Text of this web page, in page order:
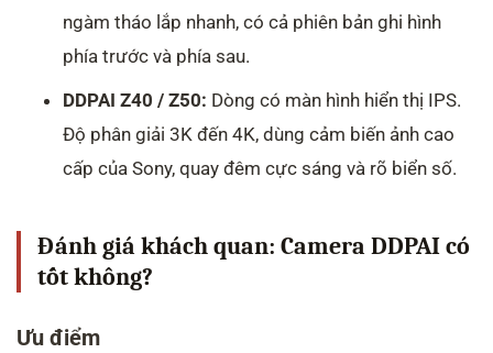
ngàm tháo lắp nhanh, có cả phiên bản ghi hình
phía trước và phía sau.
DDPAI Z40 / Z50: Dòng có màn hình hiển thị IPS.
Độ phân giải 3K đến 4K, dùng cảm biến ảnh cao
cấp của Sony, quay đêm cực sáng và rõ biển số.
Đánh giá khách quan: Camera DDPAI có
tốt không?
Ưu điểm